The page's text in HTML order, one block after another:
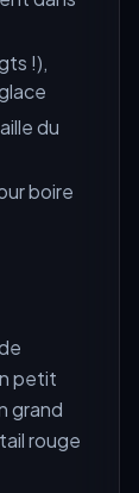
!),
du
boire
petit
grand
rouge